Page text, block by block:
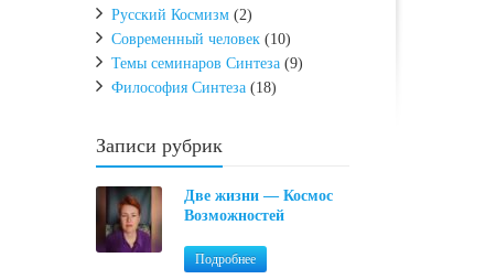
Русский Космизм (2)
Современный человек (10)
Темы семинаров Синтеза (9)
Философия Синтеза (18)
Записи рубрик
Две жизни — Космос
Возможностей
Подробнее